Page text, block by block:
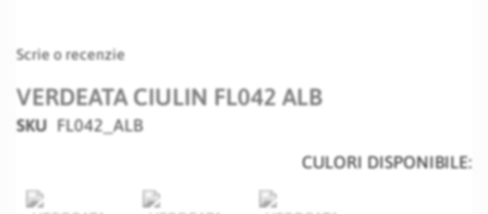
to
beginning
of
gallery
Scrie o recenzie
VERDEATA CIULIN FL042 ALB
SKU FL042_ALB
CULORI DISPONIBILE: